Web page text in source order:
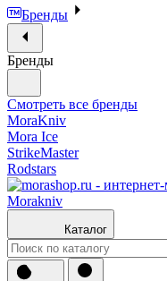
Бренды
Бренды
Смотреть все бренды
MoraKniv
Mora Ice
StrikeMaster
Rodstars
Каталог